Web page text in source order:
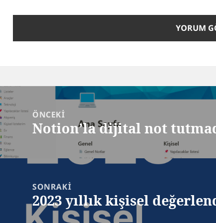
ÖNCEKI
Önceki
Notion’la dijital not
SONRAKI
Sonraki
yazı:
2023 yıllık kişisel